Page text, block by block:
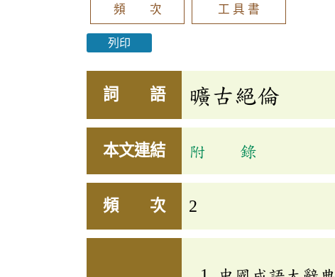
頻 次 工 具 書
列印
詞 語 曠古絕倫
本文連結 附 錄
頻 次 2